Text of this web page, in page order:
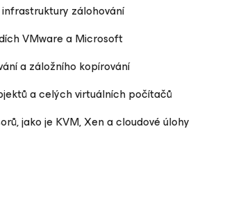
zálohování
VMware a Microsoft
a záložního kopírování
a celých virtuálních počítačů
jako je KVM, Xen a cloudové úlohy